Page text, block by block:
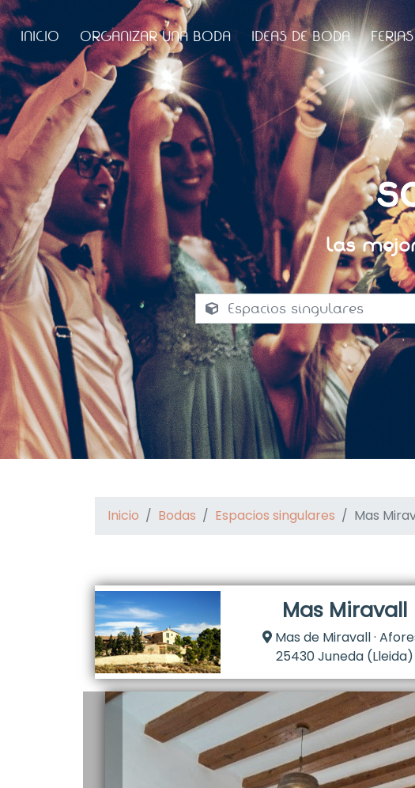
INICIO ORGANIZAR UNA BODA IDEAS DE BODA
Las
Espacios singulares
Inicio Bodas Espacios singulares Mas
Mas Miravall
Mas de Miravall ·
25430 Juneda (Lleida)